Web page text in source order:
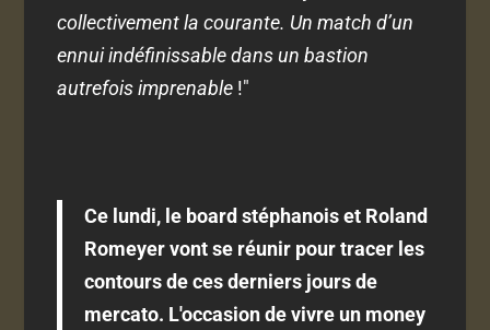
collectivement la courante. Un match d’un
ennui indéfinissable dans un bastion
autrefois imprenable !"
Ce lundi, le board stéphanois et Roland
Romeyer vont se réunir pour tracer les
contours de ces derniers jours de
mercato. L'occasion de vivre un money